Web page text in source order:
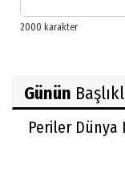
Günün
Periler Dünya